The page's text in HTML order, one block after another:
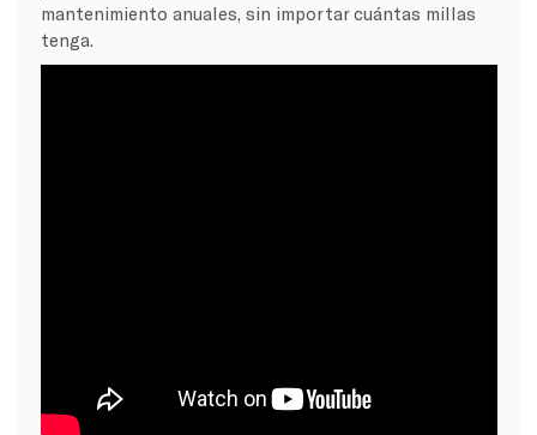
mantenimiento anuales, sin importar cuántas millas
tenga.